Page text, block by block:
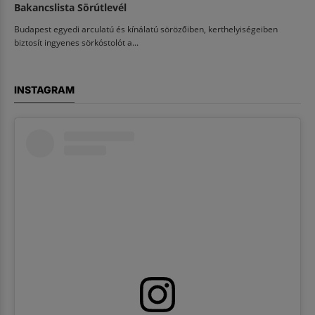
Bakancslista Sörútlevél
Budapest egyedi arculatú és kínálatú sörözőiben, kerthelyiségeiben
biztosít ingyenes sörkóstolót a...
INSTAGRAM